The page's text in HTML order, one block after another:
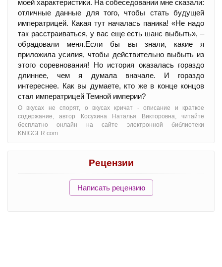
моей характеристики. На собеседовании мне сказали:
отличные данные для того, чтобы стать будущей
императрицей. Какая тут началась паника! «Не надо
так расстраиваться, у вас еще есть шанс выбыть», –
обрадовали меня.Если бы вы знали, какие я
приложила усилия, чтобы действительно выбыть из
этого соревнования! Но история оказалась гораздо
длиннее, чем я думала вначале. И гораздо
интереснее. Как вы думаете, кто же в конце концов
стал императрицей Темной империи?
О вкусах не спорят, о вкусах кричат - oписание и краткое
содержание, автор Косухина Наталья Викторовна, читайте
бесплатно онлайн на сайте электронной библиотеки
KNIGGER.com
Рецензии
Написать рецензию